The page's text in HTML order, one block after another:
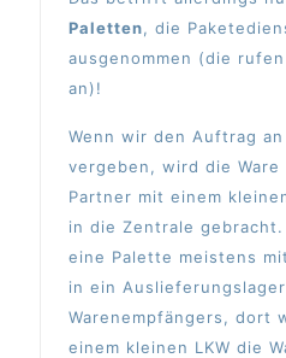
Paletten, die
ausgenommen (die
an)!
Wenn wir den Auftrag
vergeben, wird die
Partner mit einem
in die Zentrale
eine Palette meistens
in ein
Warenempfängers, dort
einem kleinen LKW die